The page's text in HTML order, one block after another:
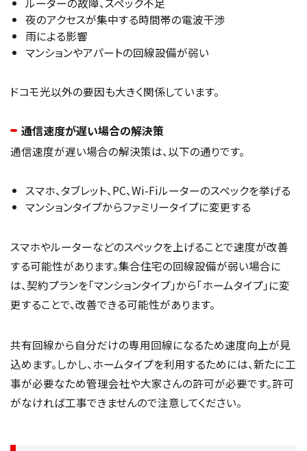
夜のアクセスが集中する時間帯の電波干渉
雨による影響
マンションやアパートの回線設備が弱い
ドコモ光以外の要因も大きく関係しています。
通信速度が遅い場合の解決策
通信速度が遅い場合の解決策は、以下の通りです。
スマホ、タブレット、PC、Wi-Fiルーターのスペックを挙げる
マンションタイプからファミリータイプに変更する
スマホやルーターなどのスペックを上げることで速度が改善
する可能性があります。集合住宅の回線設備が弱い場合に
は、契約プランを「マンションタイプ」から「ホームタイプ」に変
更することで、改善できる可能性があります。
共有回線から自分だけの専用回線になるため速度向上が見
込めます。しかし、ホームタイプを利用するためには、新たに工
事が必要なため管理会社や大家さんの許可が必要です。許可
がなければ工事できませんので注意してください。